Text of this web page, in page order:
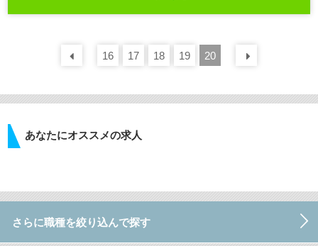
前の 30件
16 17 18 19 20
あなたにオススメの求人
さらに職種を絞り込んで探す